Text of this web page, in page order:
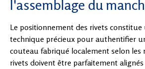
l'assemblage du
Le positionnement des rivets
technique précieux pour authentifier
couteau fabriqué localement selon les
rivets doivent être parfaitement alignés